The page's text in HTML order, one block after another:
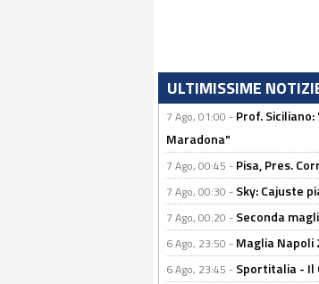
ULTIMISSIME
7 Ago, 01:00 - Prof.
Maradona"
7 Ago, 00:45 - Pisa, Pres.
7 Ago, 00:30 - Sky: Cajuste
7 Ago, 00:20 - Seconda
6 Ago, 23:50 - Maglia Napoli
6 Ago, 23:45 - Sportitalia - Il